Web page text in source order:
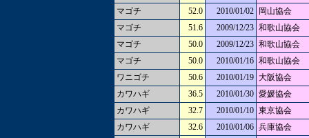
マゴチ
52.0 2010/01/02
岡山協会
マゴチ
51.6 2009/12/23 和歌山協会
マゴチ
50.0 2009/12/23 和歌山協会
マゴチ
50.0 2010/01/16 和歌山協会
ワニゴチ
50.6 2010/01/19 大阪協会
カワハギ
36.5 2010/01/30 愛媛協会
カワハギ
32.7 2010/01/10 東京協会
カワハギ
32.6 2010/01/06 兵庫協会